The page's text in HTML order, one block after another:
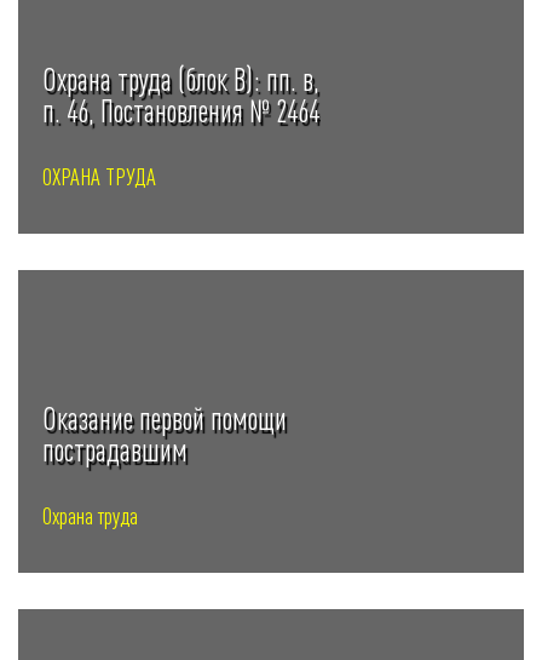
Охрана труда (блок В): пп. в,
п. 46, Постановления № 2464
ОХРАНА ТРУДА
Оказание первой помощи
пострадавшим
Охрана труда